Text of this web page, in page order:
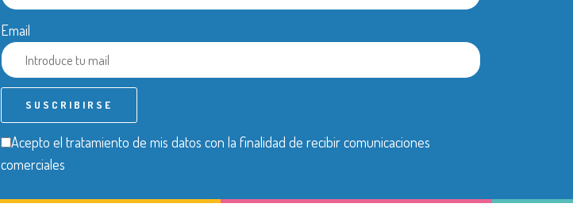
Email
Acepto el tratamiento de mis datos con la finalidad de recibir comunicaciones
comerciales